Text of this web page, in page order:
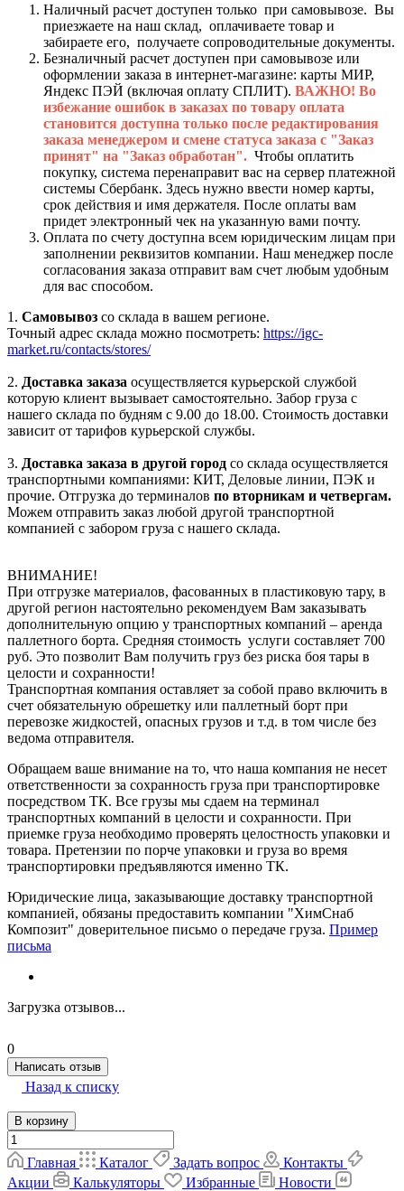
Наличный расчет доступен только при самовывозе. Вы
приезжаете на наш склад, оплачиваете товар и
забираете его, получаете сопроводительные документы.
Безналичный расчет доступен при самовывозе или
оформлении заказа в интернет-магазине: карты МИР,
Яндекс ПЭЙ (включая оплату СПЛИТ). ВАЖНО! Во
избежание ошибок в заказах по товару оплата
становится доступна только после редактирования
заказа менеджером и смене статуса заказа с "Заказ
принят" на "Заказ обработан". Чтобы оплатить
покупку, система перенаправит вас на сервер платежной
системы Сбербанк. Здесь нужно ввести номер карты,
срок действия и имя держателя. После оплаты вам
придет электронный чек на указанную вами почту.
Оплата по счету доступна всем юридическим лицам при
заполнении реквизитов компании. Наш менеджер после
согласования заказа отправит вам счет любым удобным
для вас способом.
1. Самовывоз со склада в вашем регионе.
Точный адрес склада можно посмотреть: https://igc-
market.ru/contacts/stores/
2. Доставка заказа осуществляется курьерской службой
которую клиент вызывает самостоятельно. Забор груза с
нашего склада по будням с 9.00 до 18.00. Стоимость доставки
зависит от тарифов курьерской службы.
3. Доставка заказа в другой город со склада осуществляется
транспортными компаниями: КИТ, Деловые линии, ПЭК и
прочие. Отгрузка до терминалов по вторникам и четвергам.
Можем отправить заказ любой другой транспортной
компанией с забором груза с нашего склада.
ВНИМАНИЕ!
При отгрузке материалов, фасованных в пластиковую тару, в
другой регион настоятельно рекомендуем Вам заказывать
дополнительную опцию у транспортных компаний – аренда
паллетного борта. Средняя стоимость услуги составляет 700
руб. Это позволит Вам получить груз без риска боя тары в
целости и сохранности!
Транспортная компания оставляет за собой право включить в
счет обязательную обрешетку или паллетный борт при
перевозке жидкостей, опасных грузов и т.д. в том числе без
ведома отправителя.
Обращаем ваше внимание на то, что наша компания не несет
ответственности за сохранность груза при транспортировке
посредством ТК. Все грузы мы сдаем на терминал
транспортных компаний в целости и сохранности. При
приемке груза необходимо проверять целостность упаковки и
товара. Претензии по порче упаковки и груза во время
транспортировки предъявляются именно ТК.
Юридические лица, заказывающие доставку транспортной
компанией, обязаны предоставить компании "ХимСнаб
Композит" доверительное письмо о передаче груза. Пример
письма
Загрузка отзывов...
0
Написать отзыв
Назад к списку
В корзину
Главная Каталог Задать вопрос
Контакты
Акции
Калькуляторы Избранные
Новости